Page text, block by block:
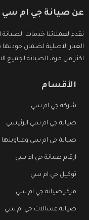
عن صيانة جي ام سي
نقدم لعملائنا خدمات
الغيار الاصلية لضمان
اكثر من مرة، الصيانة لجميع
الأقسام
شركة جي ام سي
صيانة جي ام سي الرئيسي
صيانة جي ام سي وعناوينها
ارقام صيانة جي ام سي
توكيل جي ام سي
مركز صيانة جي ام سي
صيانة غسالات جي ام سي